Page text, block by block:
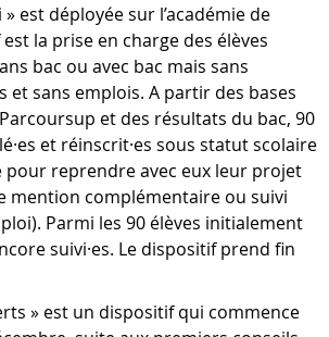
est déployée sur l’académie de
la prise en charge des élèves
bac ou avec bac mais sans
et sans emplois. A partir des bases
et des résultats du bac, 90
et réinscrit·es sous statut scolaire
pour reprendre avec eux leur projet
mention complémentaire ou suivi
Parmi les 90 élèves initialement
suivi·es. Le dispositif prend fin
» est un dispositif qui commence